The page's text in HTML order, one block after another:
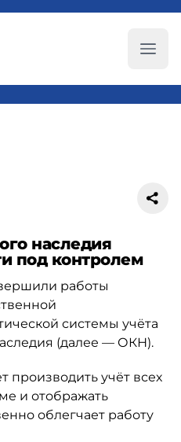
наследия
под контролем
работы
системы учёта
(далее — ОКН).
учёт всех
и отображать
облегчает работу